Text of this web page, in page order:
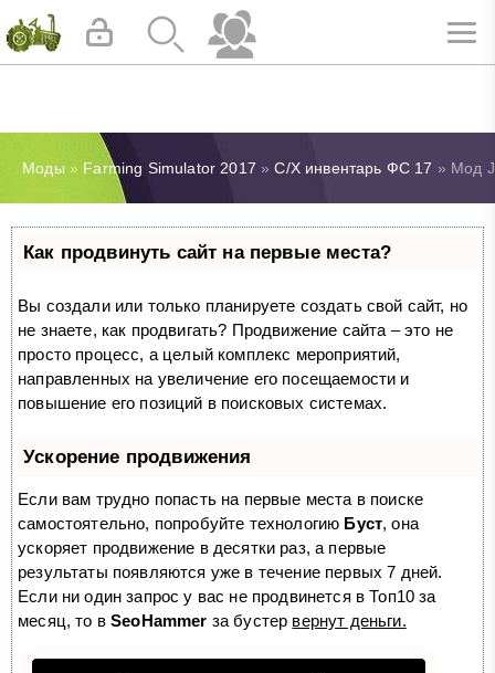
Моды » Farming Simulator 2017 »С/Х инвентарь ФС 17 » Мод
Как продвинуть сайт на первые места?
Вы создали или только планируете создать свой сайт, но
не знаете, как продвигать? Продвижение сайта – это не
просто процесс, а целый комплекс мероприятий,
направленных на увеличение его посещаемости и
повышение его позиций в поисковых системах.
Ускорение продвижения
Если вам трудно попасть на первые места в поиске
самостоятельно, попробуйте технологию Буст, она
ускоряет продвижение в десятки раз, а первые
результаты появляются уже в течение первых 7 дней.
Если ни один запрос у вас не продвинется в Топ10 за
месяц, то вSeoHammer за бустер вернут деньги.